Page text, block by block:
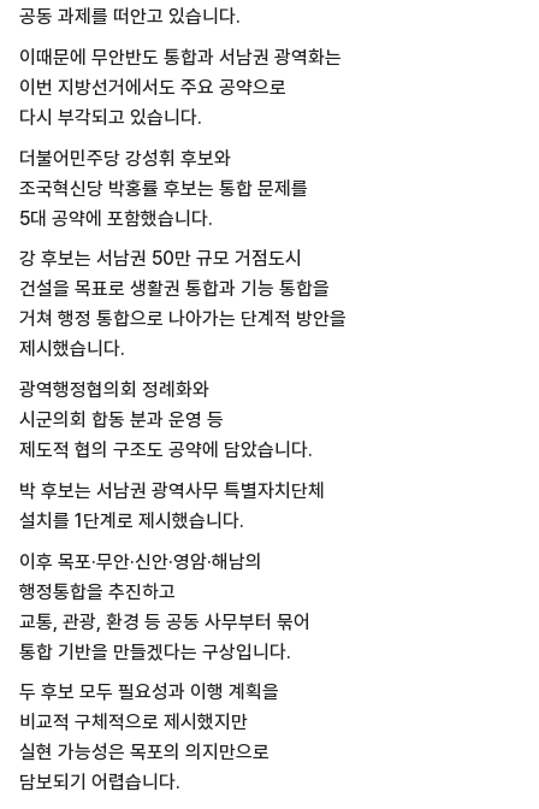
공동 과제를 떠안고 있습니다.
이때문에 무안반도 통합과 서남권 광역화는
이번 지방선거에서도 주요 공약으로
다시 부각되고 있습니다.
더불어민주당 강성휘 후보와
조국혁신당 박홍률 후보는 통합 문제를
5대 공약에 포함했습니다.
강 후보는 서남권 50만 규모 거점도시
건설을 목표로 생활권 통합과 기능 통합을
거쳐 행정 통합으로 나아가는 단계적 방안을
제시했습니다.
광역행정협의회 정례화와
시군의회 합동 분과 운영 등
제도적 협의 구조도 공약에 담았습니다.
박 후보는 서남권 광역사무 특별자치단체
설치를 1단계로 제시했습니다.
이후 목포·무안·신안·영암·해남의
행정통합을 추진하고
교통, 관광, 환경 등 공동 사무부터 묶어
통합 기반을 만들겠다는 구상입니다.
두 후보 모두 필요성과 이행 계획을
비교적 구체적으로 제시했지만
실현 가능성은 목포의 의지만으로
담보되기 어렵습니다.